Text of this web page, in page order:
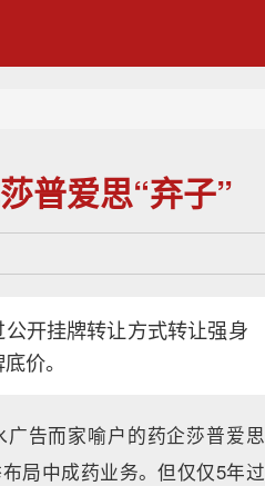
普爱思“弃子”
开挂牌转让方式转让强身
价。
告而家喻户的药企莎普爱思
局中成药业务。但仅仅5年过